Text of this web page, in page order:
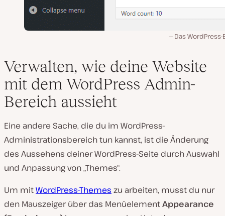
Das
Verwalten, wie deine Website
mit dem WordPress Admin-
Bereich aussieht
Eine andere Sache, die du im WordPress-
Administrationsbereich tun kannst, ist die Änderung
des Aussehens deiner WordPress-Seite durch Auswahl
und Anpassung von „Themes“.
Um mitWordPress-Themes zu arbeiten, musst du nur
den Mauszeiger über das MenüelementAppearance